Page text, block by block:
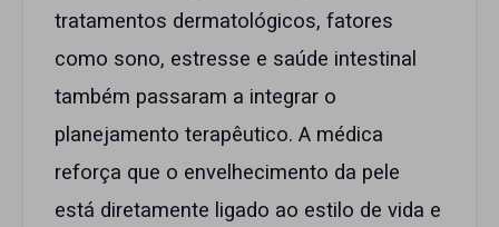
tratamentos dermatológicos, fatores
como sono, estresse e saúde intestinal
também passaram a integrar o
planejamento terapêutico. A médica
reforça que o envelhecimento da pele
está diretamente ligado ao estilo de vida e